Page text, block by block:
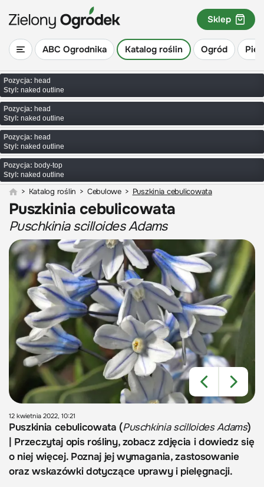
Pozycja: head
Styl: naked outline
Pozycja: head
Styl: naked outline
Pozycja: head
Styl: naked outline
Pozycja: body-top
Styl: naked outline
ABC Ogrodnika Katalog roślin Ogród
Sklep
> Katalog roślin > Cebulowe > Puszkinia cebulicowata
Puszkinia cebulicowata
Puschkinia scilloides Adams
12 kwietnia 2022, 10:21
Puszkinia cebulicowata (Puschkinia scilloides Adams)
| Przeczytaj opis rośliny, zobacz zdjęcia i dowiedz się
o niej więcej. Poznaj jej wymagania, zastosowanie
oraz wskazówki dotyczące uprawy i pielęgnacji.